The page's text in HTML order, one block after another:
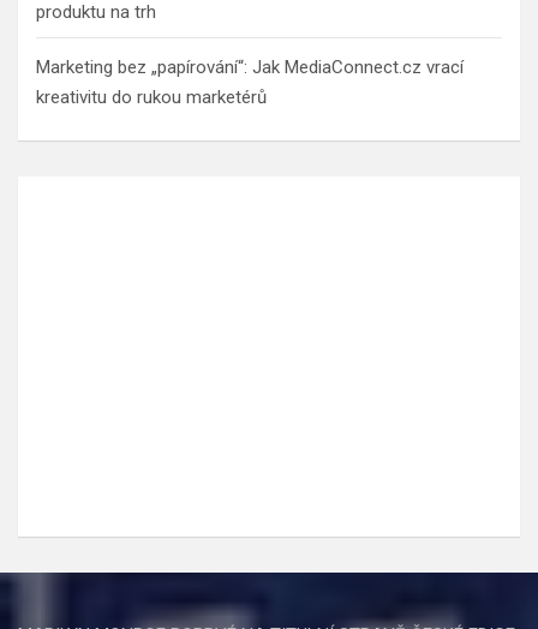
produktu na trh
Marketing bez „papírování“: Jak MediaConnect.cz vrací
kreativitu do rukou marketérů